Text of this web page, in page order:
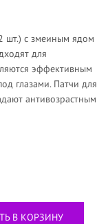
шт.) с змеиным ядом
для
эффективным
глазами. Патчи для
антивозрастным
В КОРЗИНУ